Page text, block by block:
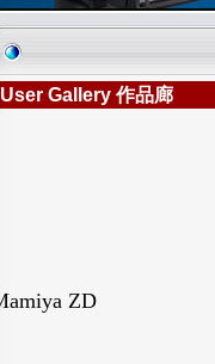
User Gallery 作品廊
ZD